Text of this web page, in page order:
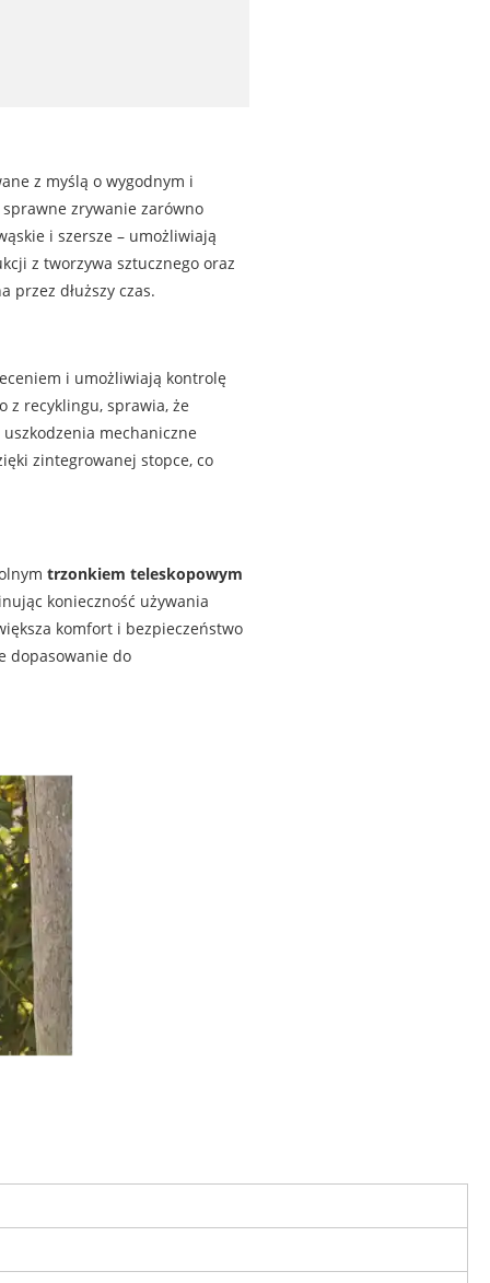
z myślą o wygodnym i
zrywanie zarówno
i szersze – umożliwiają
z tworzywa sztucznego oraz
przez dłuższy czas.
i umożliwiają kontrolę
z recyklingu, sprawia, że
mechaniczne
zintegrowanej stopce, co
trzonkiem teleskopowym
konieczność używania
komfort i bezpieczeństwo
dopasowanie do